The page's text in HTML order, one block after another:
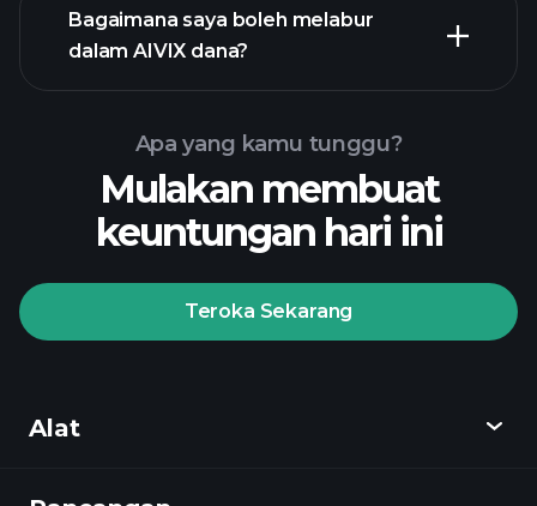
Bagaimana saya boleh melabur
dalam AIVIX dana?
Playtrade
Apa yang kamu tunggu?
Mulakan membuat
keuntungan hari ini
Teroka Sekarang
Alat